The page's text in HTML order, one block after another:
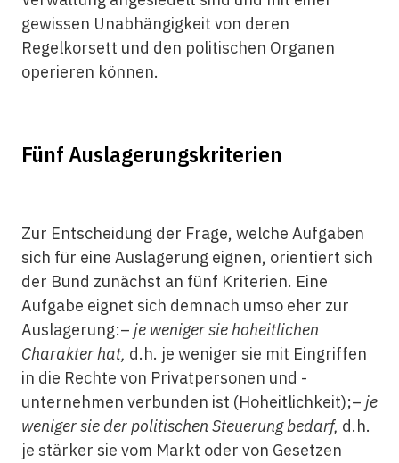
gewissen Unabhängigkeit von deren
Regelkorsett und den politischen Organen
operieren können.
Fünf Auslagerungskriterien
Zur Entscheidung der Frage, welche Aufgaben
sich für eine Auslagerung eignen, orientiert sich
der Bund zunächst an fünf Kriterien. Eine
Aufgabe eignet sich demnach umso eher zur
Auslagerung:– je weniger sie hoheitlichen
Charakter hat, d.h. je weniger sie mit Eingriffen
in die Rechte von Privatpersonen und -
unternehmen verbunden ist (Hoheitlichkeit);– je
weniger sie der politischen Steuerung bedarf, d.h.
je stärker sie vom Markt oder von Gesetzen